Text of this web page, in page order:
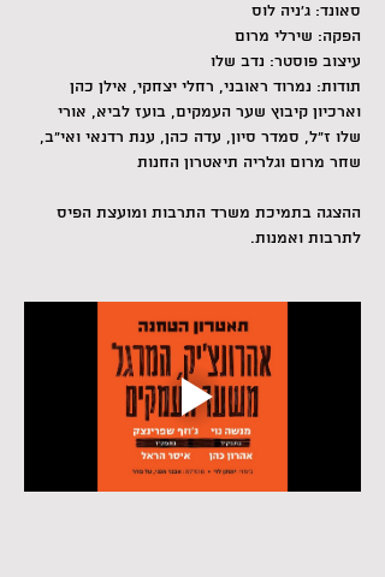
סאונד: ג'ניה לוס
הפקה: שירלי מרום
עיצוב פוסטר: נדב שלו
תודות: נמרוד ראובני, רחלי יצחקי, אילן כהן
וארכיון קיבוץ שער העמקים, בועז לביא, אורי
שלו ז״ל, סמדר סיון, עדה כהן, ענת רדנאי ואי״ב,
שחר מרום וגלריה תיאטרון החנות
ההצגה בתמיכת משרד התרבות ומועצת הפיס
לתרבות ואמנות.